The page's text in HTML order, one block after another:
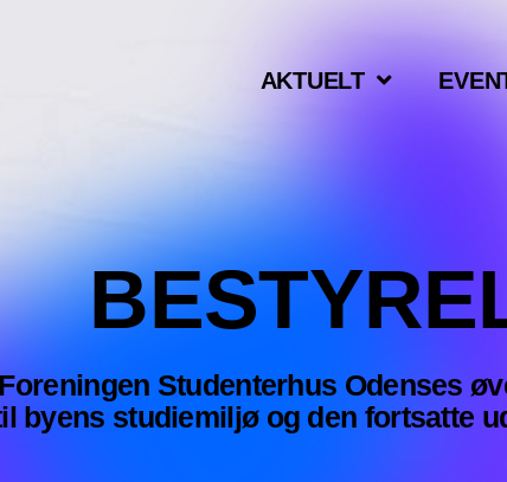
AKTUELT
Studenterhus Odenses
byens studiemiljø og den fortsatte